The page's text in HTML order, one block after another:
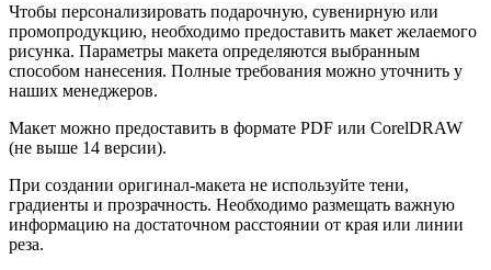
Чтобы персонализировать подарочную, сувенирную или
промопродукцию, необходимо предоставить макет желаемого
рисунка. Параметры макета определяются выбранным
способом нанесения. Полные требования можно уточнить у
наших менеджеров.
Макет можно предоставить в формате PDF или CorelDRAW
(не выше 14 версии).
При создании оригинал-макета не используйте тени,
градиенты и прозрачность. Необходимо размещать важную
информацию на достаточном расстоянии от края или линии
реза.